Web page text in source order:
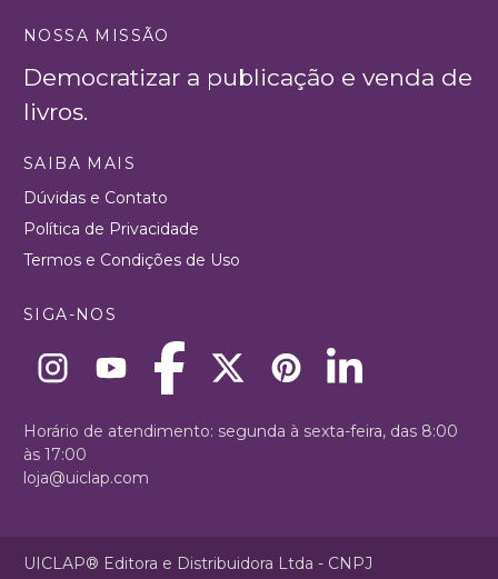
NOSSA MISSÃO
Democratizar a publicação e venda de
livros.
SAIBA MAIS
Dúvidas e Contato
Política de Privacidade
Termos e Condições de Uso
SIGA-NOS
Horário de atendimento: segunda à sexta-feira, das 8:00
às 17:00
loja@uiclap.com
UICLAP® Editora e Distribuidora Ltda - CNPJ